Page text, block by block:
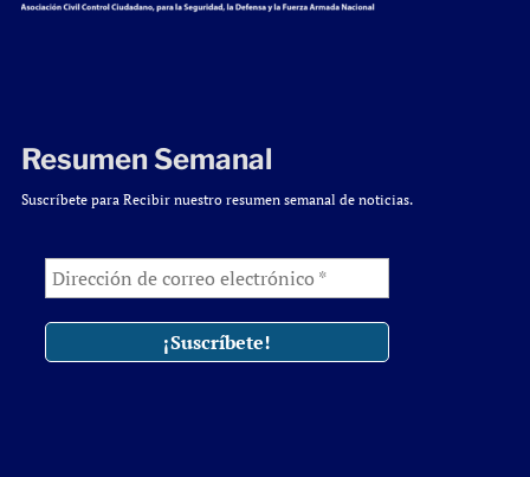
Resumen Semanal
Suscríbete para Recibir nuestro resumen semanal de noticias.